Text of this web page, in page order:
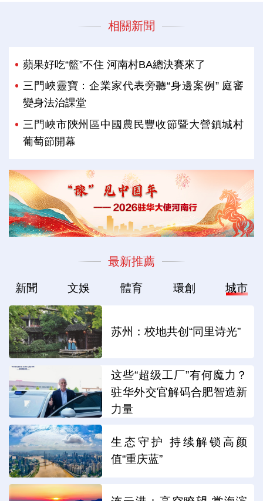
相關新聞
蘋果好吃“籃”不住 河南村BA總決賽來了
三門峽靈寶：企業家代表旁聽“身邊案例” 庭審
變身法治課堂
三門峽市陝州區中國農民豐收節暨大營鎮城村
葡萄節開幕
最新推薦
新聞 文娛 體育 環創 城市
苏州：校地共创“同里诗光”
这些“超级工厂”有何魔力？
驻华外交官解码合肥智造新
力量
生态守护 持续解锁高颜
值“重庆蓝”